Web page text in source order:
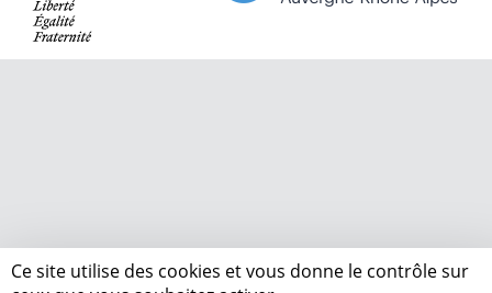
Ce site utilise des cookies et vous donne le contrôle sur